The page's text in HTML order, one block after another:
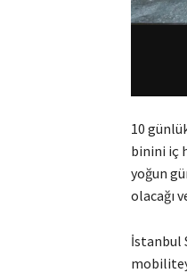
10
binini iç
yoğun
olacağı
İstanbul